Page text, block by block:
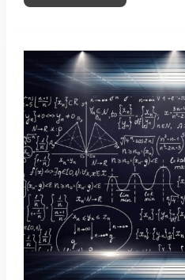
地
氣
VS
演
算
法，
誰
重
要？